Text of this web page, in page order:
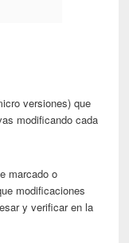
versiones) que
modificando cada
marcado o
modificaciones
y verificar en la